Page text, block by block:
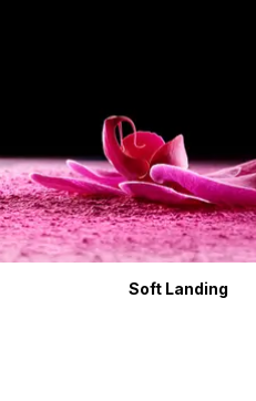
Soft Landing